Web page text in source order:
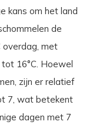
kans om het land
de
overdag, met
16°C. Hoewel
zijn er relatief
7, wat betekent
dagen met 7